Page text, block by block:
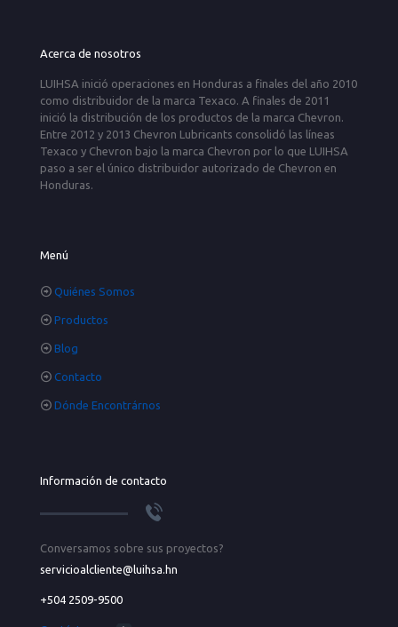
Acerca de nosotros
LUIHSA inició operaciones en Honduras a finales del año 2010
como distribuidor de la marca Texaco. A finales de 2011
inició la distribución de los productos de la marca Chevron.
Entre 2012 y 2013 Chevron Lubricants consolidó las líneas
Texaco y Chevron bajo la marca Chevron por lo que LUIHSA
paso a ser el único distribuidor autorizado de Chevron en
Honduras.
Menú
Quiénes Somos
Productos
Blog
Contacto
Dónde Encontrárnos
Información de contacto
Conversamos sobre sus proyectos?
servicioalcliente@luihsa.hn
+504 2509-9500